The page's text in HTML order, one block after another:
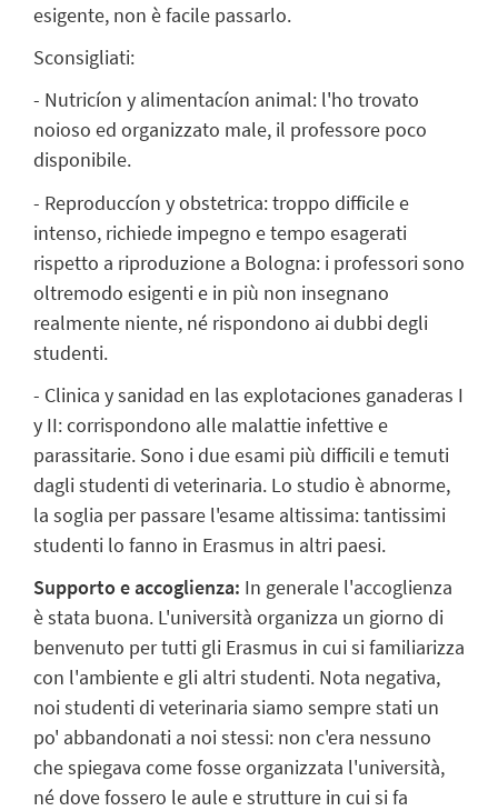
esigente, non è facile passarlo.
Sconsigliati:
- Nutricíon y alimentacíon animal: l'ho trovato
noioso ed organizzato male, il professore poco
disponibile.
- Reproduccíon y obstetrica: troppo difficile e
intenso, richiede impegno e tempo esagerati
rispetto a riproduzione a Bologna: i professori sono
oltremodo esigenti e in più non insegnano
realmente niente, né rispondono ai dubbi degli
studenti.
- Clinica y sanidad en las explotaciones ganaderas I
y II: corrispondono alle malattie infettive e
parassitarie. Sono i due esami più difficili e temuti
dagli studenti di veterinaria. Lo studio è abnorme,
la soglia per passare l'esame altissima: tantissimi
studenti lo fanno in Erasmus in altri paesi.
Supporto e accoglienza: In generale l'accoglienza
è stata buona. L'università organizza un giorno di
benvenuto per tutti gli Erasmus in cui si familiarizza
con l'ambiente e gli altri studenti. Nota negativa,
noi studenti di veterinaria siamo sempre stati un
po' abbandonati a noi stessi: non c'era nessuno
che spiegava come fosse organizzata l'università,
né dove fossero le aule e strutture in cui si fa